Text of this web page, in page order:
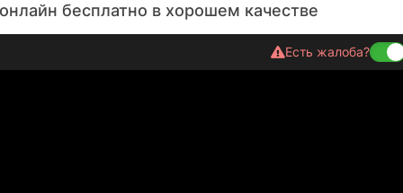
бесплатно в хорошем качестве
Есть жалоба?